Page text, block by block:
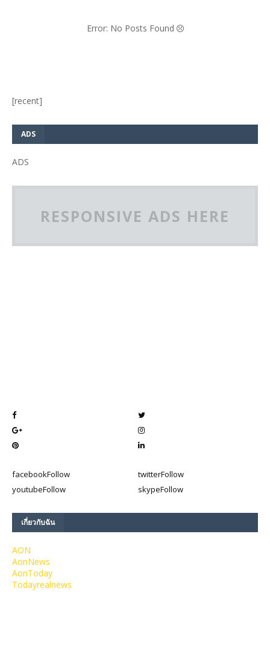
Error: No Posts Found
[recent]
ADS
ADS
RESPONSIVE ADS HERE
facebookFollow twitterFollow
youtubeFollow skypeFollow
เกี่ยวกับฉัน
AON
AonNews
AonToday
Todayrealnews